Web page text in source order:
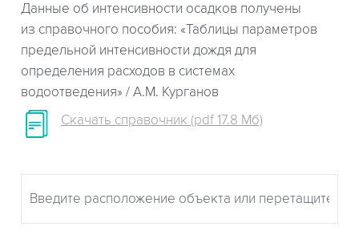
Данные об интенсивности осадков получены
из справочного пособия: «Таблицы параметров
предельной интенсивности дождя для
определения расходов в системах
водоотведения» / А.М. Курганов
Скачать справочник (pdf 17.8 Мб)